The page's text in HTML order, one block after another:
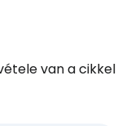
van a cikkel